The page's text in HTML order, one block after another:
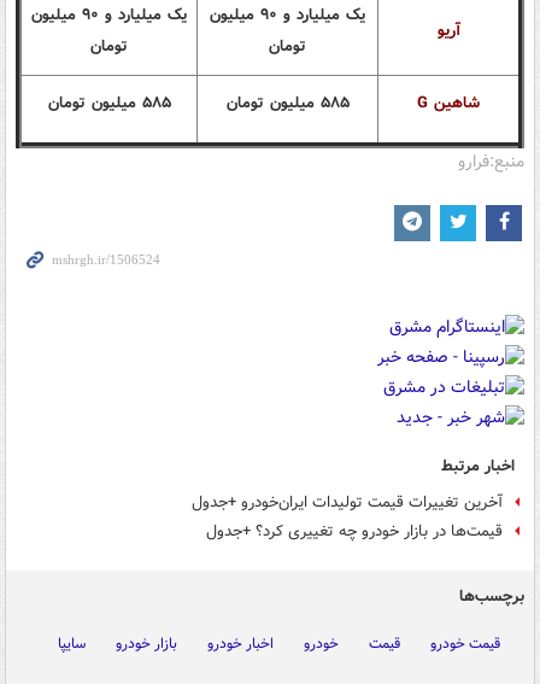
آریو
یک میلیارد و ۹۰ میلیون
تومان
یک میلیارد و ۹۰ میلیون
تومان
شاهین G ۵۸۵ میلیون تومان ۵۸۵ میلیون تومان
منبع:فرارو
اخبار مرتبط
آخرین تغییرات قیمت تولیدات ایران‌خودرو +جدول
قیمت‌ها در بازار خودرو چه تغییری کرد؟ +جدول
برچسب‌ها
قیمت خودرو قیمت خودرو اخبار خودرو بازار خودرو سایپا